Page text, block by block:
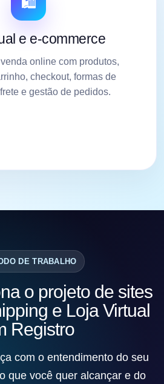
e e-commerce
online com produtos,
checkout, formas de
e gestão de pedidos.
DE TRABALHO
o projeto de sites
e Loja Virtual
Registro
com o entendimento do seu
que você quer alcançar e do